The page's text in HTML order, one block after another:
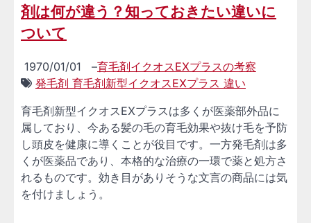
剤は何が違う？知っておきたい違いに
ついて
1970/01/01 –育毛剤イクオスEXプラスの考察
発毛剤 育毛剤新型イクオスEXプラス 違い
育毛剤新型イクオスEXプラスは多くが医薬部外品に
属しており、今ある髪の毛の育毛効果や抜け毛を予防
し頭皮を健康に導くことが役目です。一方発毛剤は多
くが医薬品であり、本格的な治療の一環で薬と処方さ
れるものです。効き目がありそうな文言の商品には気
を付けましょう。